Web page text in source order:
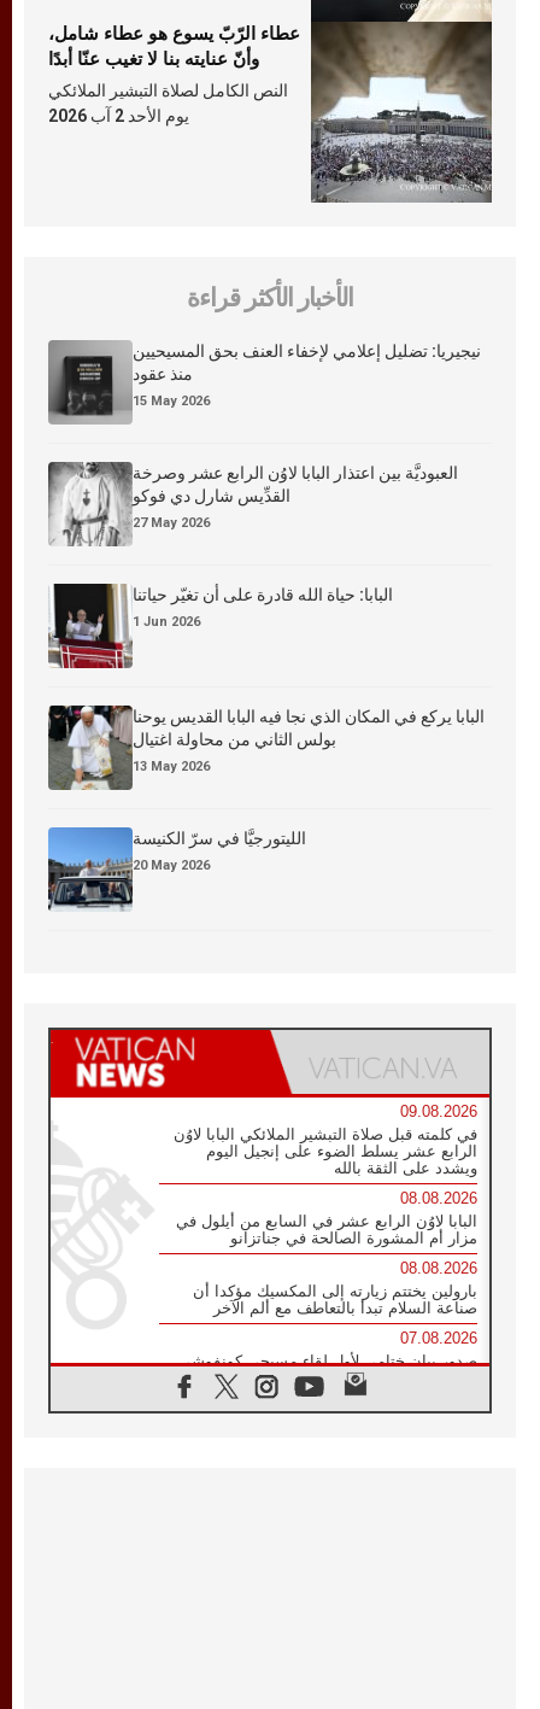
عطاء الرّبّ يسوع هو عطاء شامل،
وأنّ عنايته بنا لا تغيب عنّا أبدًا
النص الكامل لصلاة التبشير الملائكي
يوم الأحد 2 آب 2026
الأخبار الأكثر قراءة
نيجيريا: تضليل إعلامي لإخفاء العنف بحق المسيحيين
منذ عقود
15 May 2026
العبوديَّة بين اعتذار البابا لاوُن الرابع عشر وصرخة
القدِّيس شارل دي فوكو
27 May 2026
البابا: حياة الله قادرة على أن تغيّر حياتنا
1 Jun 2026
البابا يركع في المكان الذي نجا فيه البابا القديس يوحنا
بولس الثاني من محاولة اغتيال
13 May 2026
الليتورجيَّا في سرّ الكنيسة
20 May 2026
09.08.2026
في كلمته قبل صلاة التبشير الملائكي البابا لاوُن
الرابع عشر يسلط الضوء على إنجيل اليوم
ويشدد على الثقة بالله
08.08.2026
البابا لاوُن الرابع عشر في السابع من أيلول في
مزار أم المشورة الصالحة في جناتزانو
08.08.2026
بارولين يختتم زيارته إلى المكسيك مؤكدا أن
صناعة السلام تبدأ بالتعاطف مع ألم الآخر
07.08.2026
صدور بيان ختامي لأول لقاء مسيحي كونفوشي
بمشاركة الدائرة الفاتيكانية للحوار بين الأديان
07.08.2026